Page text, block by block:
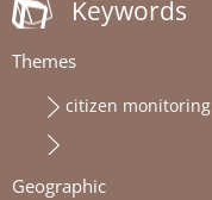
Keywords
Themes
citizen monitoring
Geographic